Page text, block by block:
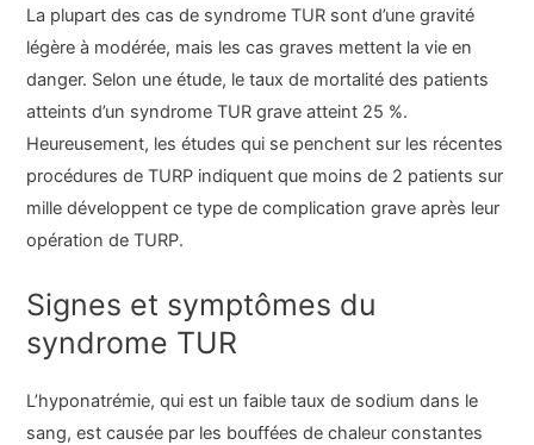
La plupart des cas de syndrome TUR sont d’une gravité
légère à modérée, mais les cas graves mettent la vie en
danger. Selon une étude, le taux de mortalité des patients
atteints d’un syndrome TUR grave atteint 25 %.
Heureusement, les études qui se penchent sur les récentes
procédures de TURP indiquent que moins de 2 patients sur
mille développent ce type de complication grave après leur
opération de TURP.
Signes et symptômes du
syndrome TUR
L’hyponatrémie, qui est un faible taux de sodium dans le
sang, est causée par les bouffées de chaleur constantes